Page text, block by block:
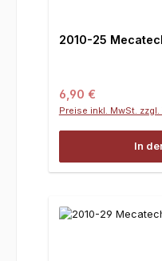
2010-25
Regulärer Preis:
6,90 €
Preise inkl. MwSt.
In